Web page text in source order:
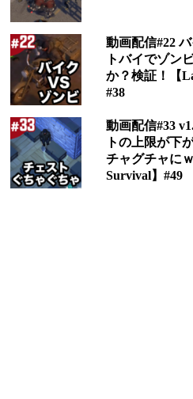
動画配信#22
トバイでゾン
か？検証！【
#38
動画配信#33
トの上限が下
チャグチャに
Survival】#49